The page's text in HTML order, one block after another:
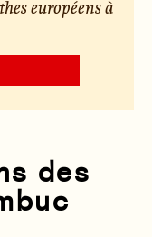
européens à
des